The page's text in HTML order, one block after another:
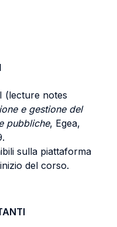
(lecture notes
e gestione del
pubbliche, Egea,
sulla piattaforma
del corso.